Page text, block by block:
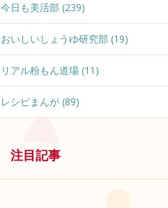
今日も美活部 (239)
おいしいしょうゆ研究部 (19)
リアル粉もん道場 (11)
レシピまんが (89)
注目記事